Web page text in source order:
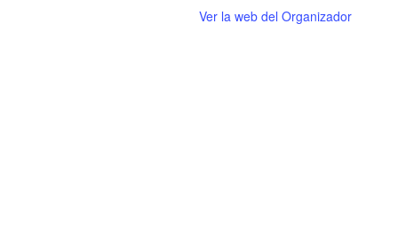
Ver la web del Organizador